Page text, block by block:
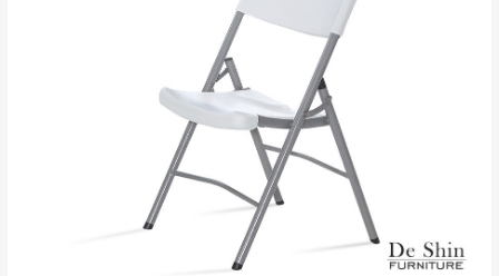
＊A108產品另收運費
雙溪、貢寮、烏
里、新店山區、三
峽山區、石碇、坪
林、福隆、淡水山
區、北投湖山路、
深坑山區
$ 9,000以上：免
苗栗至基隆；其它地區暫不開放，如因特殊
地型限制(山區、鄉、鎮、村)、樓梯太小、無
法搬運上樓等因素，導致無法配送，
保有出貨的權利。
保護物流人員的工作安全，賣家無提供吊掛
服務，若需以吊車或其他的吊掛方式吊運，
費用將由買方自行支付。